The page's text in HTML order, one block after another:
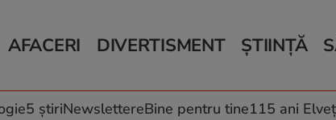
AFACERI
Auto
Locuri de muncă
DIVERTISMENT
Horoscop
Muzică și Filme
ȘTIINȚĂ
Schimbări
5 știriNewslettereBine pentru tine115 ani